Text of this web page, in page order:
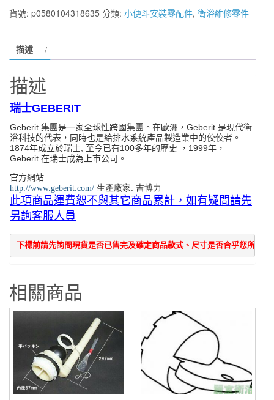
GEBERIT
152942111
便
排
水
器
零
件
數
量
貨號: p0580104318635 分類: 小便斗安裝零配件, 衛浴維修零件
描述
描述
瑞士GEBERIT
Geberit 集團是一家全球性跨國集團。在歐洲，Geberit 是現代衛
浴科技的代表，同時也是給排水系統產品製造業中的佼佼者。
1874年成立於瑞士, 至今已有100多年的歷史 ，1999年，
Geberit 在瑞士成為上市公司。
官方網站
http://www.geberit.com/ 生產廠家: 吉博力
此項商品運費恕不與其它商品累計，如有疑問請先
另詢客服人員
下標前請先詢問現貨是否已售完及確定商品款式、尺寸是否合乎您所需求
相關商品